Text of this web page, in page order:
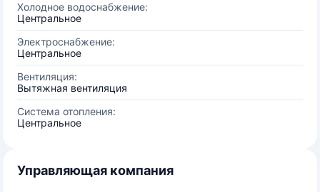
Холодное водоснабжение:
Центральное
Электроснабжение:
Центральное
Вентиляция:
Вытяжная вентиляция
Система отопления:
Центральное
Управляющая компания